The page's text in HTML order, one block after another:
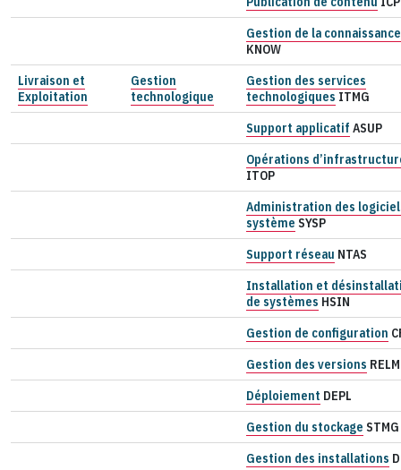
Gestion de la connaissance
KNOW
Livraison et
Exploitation
Gestion
technologique
Gestion des services
technologiques ITMG
Support applicatif ASUP
Opérations
ITOP
Administration des
système SYSP
Support réseau NTAS
Installation et
de systèmes HSIN
Gestion de configuration
Gestion des versions RELM
Déploiement DEPL
Gestion du stockage STMG
Gestion des installations